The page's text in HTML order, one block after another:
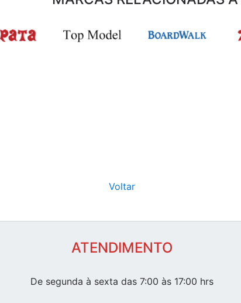
Voltar
ATENDIMENTO
De segunda à sexta das 7:00 às 17:00 hrs